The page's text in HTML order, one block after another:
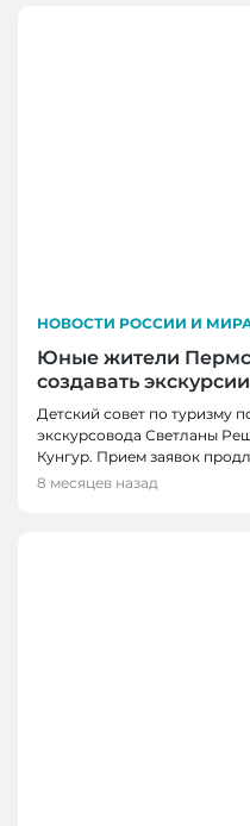
НОВОСТИ РОССИИ И
Юные жители
создавать
Детский совет по туризму
экскурсовода Светланы
Кунгур. Прием заявок
8 месяцев назад